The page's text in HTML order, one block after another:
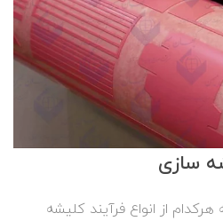
سازی
از انواع فرآیند کلیشه